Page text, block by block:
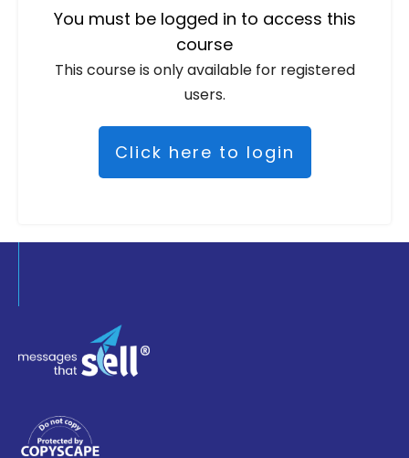
You must be logged in to access this
course
This course is only available for registered
users.
Click here to login